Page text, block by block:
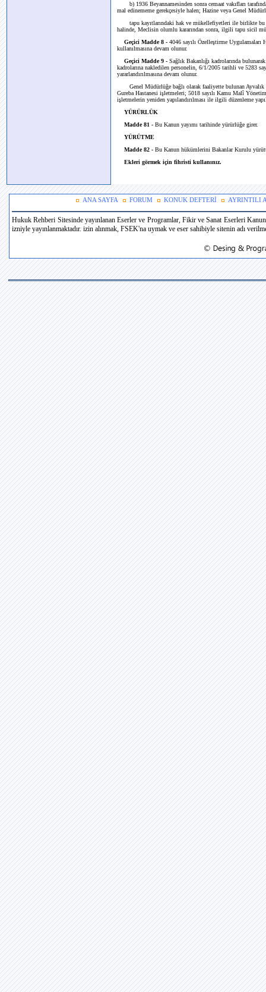
b) 1936 Beyannamesinden sonra cemaat vakıfları
mal edinememe gerekçesiyle halen; Hazine veya Genel
tapu kayıtlarındaki hak ve mükellefiyetleri ile birlikte bu
halinde, Meclisin olumlu kararından sonra, ilgili tapu sicil
Geçici Madde 8 - 4046 sayılı Özelleştirme Uygulamaları
kullanılmasına devam olunur.
Geçici Madde 9 - Sağlık Bakanlığı kadrolarında
kadrolarına nakledilen personelin, 6/1/2005 tarihli ve 5283
yararlandırılmasına devam olunur.
Genel Müdürlüğe bağlı olarak faaliyette bulunan Ayvalık
Gureba Hastanesi işletmeleri; 5018 sayılı Kamu Malî
işletmelerin yeniden yapılandırılması ile ilgili düzenleme
YÜRÜRLÜK
Madde 81 - Bu Kanun yayımı tarihinde yürürlüğe girer.
YÜRÜTME
Madde 82 - Bu Kanun hükümlerini Bakanlar Kurulu
Ekleri görmek için fihristi kullanınız.
ANA SAYFA FORUM KONUK DEFTERİ AYRINTILI
Hukuk Rehberi Sitesinde yayınlanan Eserler ve Programlar, Fikir ve Sanat Eserleri
izniyle yayınlanmaktadır. izin alınmak, FSEK'na uymak ve eser sahibiyle sitenin adı